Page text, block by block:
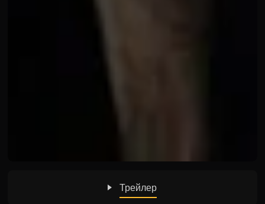
Трейлер